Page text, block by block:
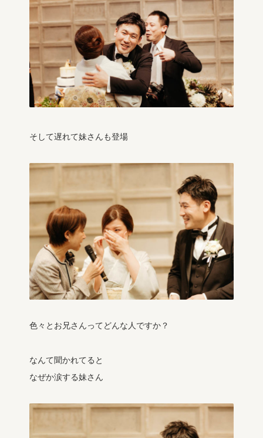
そして遅れて妹さんも登場
色々とお兄さんってどんな人ですか？
なんて聞かれてると
なぜか涙する妹さん